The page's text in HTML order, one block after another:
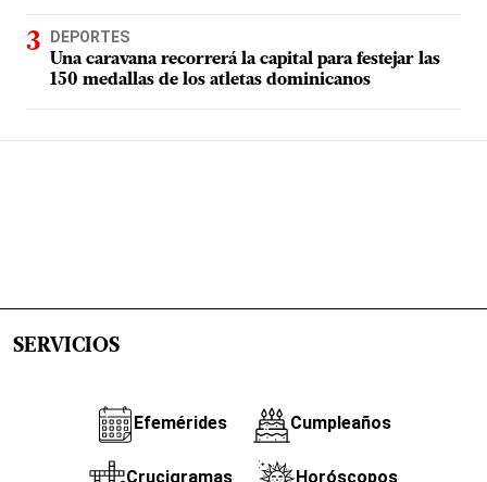
DEPORTES
Una caravana recorrerá la capital para festejar las
150 medallas de los atletas dominicanos
SERVICIOS
Efemérides Cumpleaños
Crucigramas Horóscopos